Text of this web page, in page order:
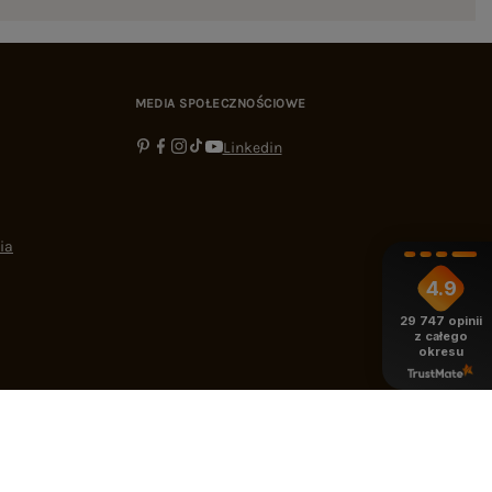
MEDIA SPOŁECZNOŚCIOWE
Linkedin
4.9
29 747 opinii
z całego
okresu